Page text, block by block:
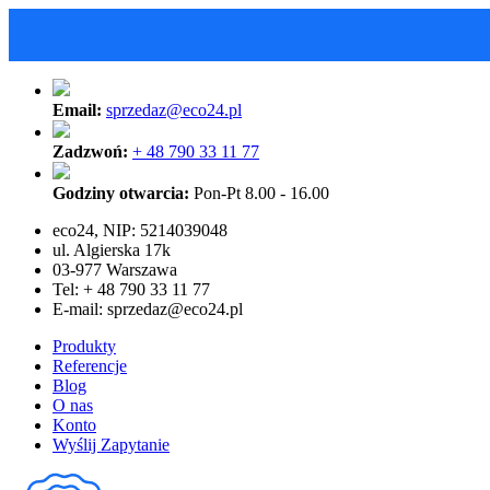
Email: sprzedaz@eco24.pl
Zadzwoń: + 48 790 33 11 77
Godziny otwarcia: Pon-Pt 8.00 - 16.00
eco24, NIP: 5214039048
ul. Algierska 17k
03-977 Warszawa
Tel: + 48 790 33 11 77
E-mail: sprzedaz@eco24.pl
Produkty
Referencje
Blog
O nas
Konto
Wyślij Zapytanie